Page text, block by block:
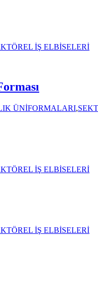
İŞ ELBİSELERİ
ÜNİFORMALARI,
İŞ ELBİSELERİ
İŞ ELBİSELERİ